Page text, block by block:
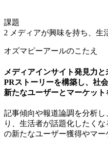
課題
2 メディアが興味を持ち、
オズマピーアールのこたえ
メディアインサイト発見力と
PRストーリーを構築し、社
新たなユーザーとマーケット
記事傾向や報道論調を分析
り、生活者が話題化したく
の新たなユーザー獲得やマー